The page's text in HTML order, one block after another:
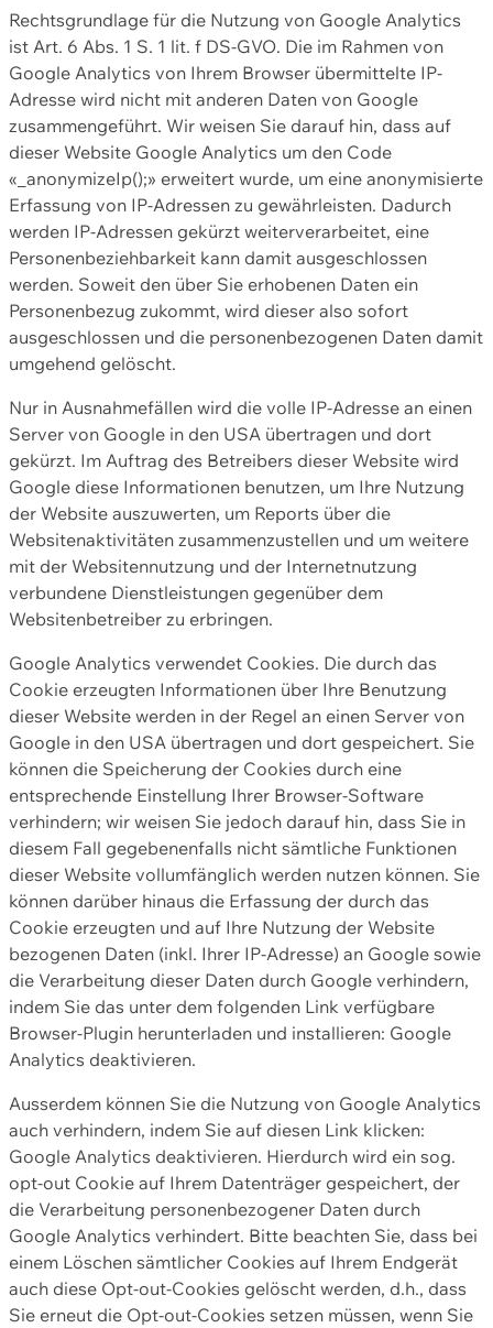
Rechtsgrundlage für die Nutzung von Google Analytics
ist Art. 6 Abs. 1 S. 1 lit. f DS-GVO. Die im Rahmen von
Google Analytics von Ihrem Browser übermittelte IP-
Adresse wird nicht mit anderen Daten von Google
zusammengeführt. Wir weisen Sie darauf hin, dass auf
dieser Website Google Analytics um den Code
«_anonymizeIp();» erweitert wurde, um eine anonymisierte
Erfassung von IP-Adressen zu gewährleisten. Dadurch
werden IP-Adressen gekürzt weiterverarbeitet, eine
Personenbeziehbarkeit kann damit ausgeschlossen
werden. Soweit den über Sie erhobenen Daten ein
Personenbezug zukommt, wird dieser also sofort
ausgeschlossen und die personenbezogenen Daten damit
umgehend gelöscht.
Nur in Ausnahmefällen wird die volle IP-Adresse an einen
Server von Google in den USA übertragen und dort
gekürzt. Im Auftrag des Betreibers dieser Website wird
Google diese Informationen benutzen, um Ihre Nutzung
der Website auszuwerten, um Reports über die
Websitenaktivitäten zusammenzustellen und um weitere
mit der Websitennutzung und der Internetnutzung
verbundene Dienstleistungen gegenüber dem
Websitenbetreiber zu erbringen.
Google Analytics verwendet Cookies. Die durch das
Cookie erzeugten Informationen über Ihre Benutzung
dieser Website werden in der Regel an einen Server von
Google in den USA übertragen und dort gespeichert. Sie
können die Speicherung der Cookies durch eine
entsprechende Einstellung Ihrer Browser-Software
verhindern; wir weisen Sie jedoch darauf hin, dass Sie in
diesem Fall gegebenenfalls nicht sämtliche Funktionen
dieser Website vollumfänglich werden nutzen können. Sie
können darüber hinaus die Erfassung der durch das
Cookie erzeugten und auf Ihre Nutzung der Website
bezogenen Daten (inkl. Ihrer IP-Adresse) an Google sowie
die Verarbeitung dieser Daten durch Google verhindern,
indem Sie das unter dem folgenden Link verfügbare
Browser-Plugin herunterladen und installieren: Google
Analytics deaktivieren.
Ausserdem können Sie die Nutzung von Google Analytics
auch verhindern, indem Sie auf diesen Link klicken:
Google Analytics deaktivieren. Hierdurch wird ein sog.
opt-out Cookie auf Ihrem Datenträger gespeichert, der
die Verarbeitung personenbezogener Daten durch
Google Analytics verhindert. Bitte beachten Sie, dass bei
einem Löschen sämtlicher Cookies auf Ihrem Endgerät
auch diese Opt-out-Cookies gelöscht werden, d.h., dass
Sie erneut die Opt-out-Cookies setzen müssen, wenn Sie